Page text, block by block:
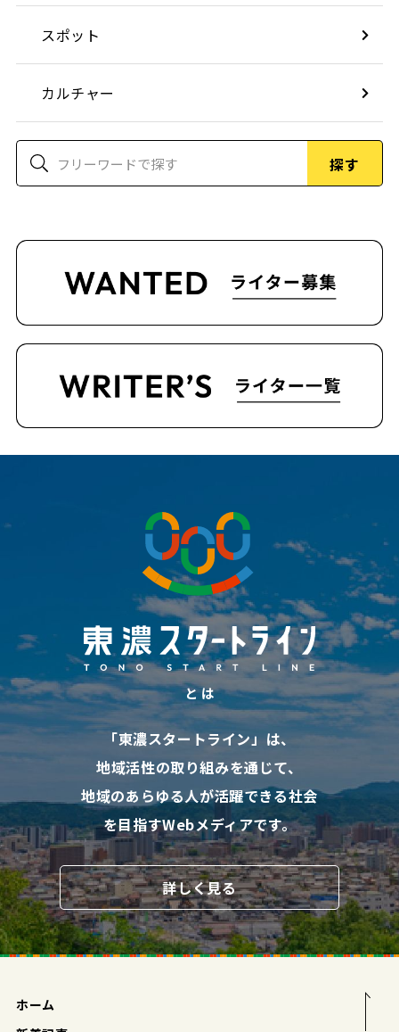
スポット
カルチャー
探す
と は
「東濃スタートライン」は、
地域活性の取り組みを通じて、
地域のあらゆる人が活躍できる社会
を目指すWebメディアです。
詳しく見る
ホーム